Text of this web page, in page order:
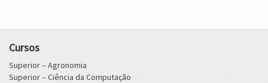
Cursos
Superior – Agronomia
Superior – Ciência da Computação